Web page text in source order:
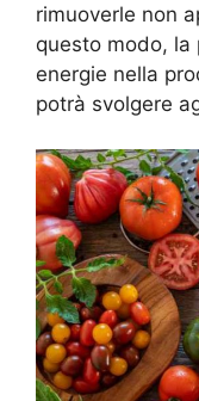
rimuoverle non
questo modo, la
energie nella
potrà svolgere